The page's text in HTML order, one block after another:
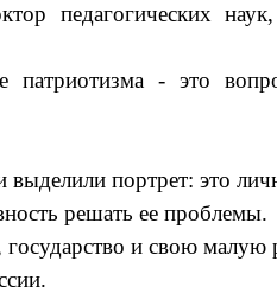
педагогических
патриотизма - это
портрет: это
решать ее проблемы.
и свою малую